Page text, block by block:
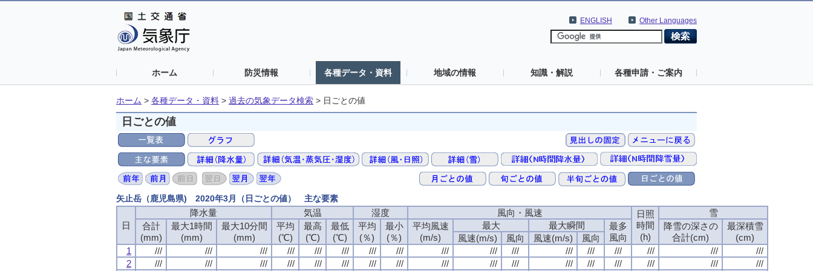
Other Languages
ENGLISH
ホーム 防災情報 各種データ・資料 地域の情報 知識・解説 各種申請・ご案内
ホーム > 各種データ・資料 > 過去の気象データ検索 > 日ごとの値
日ごとの値
矢止岳（鹿児島県) 2020年3月（日ごとの値） 主な要素
日
降水量 気温 湿度 風向・風速
日照
時間
(h)
雪
合計
(mm)
最大1時間
(mm)
最大10分間
(mm)
平均
(℃)
最高
(℃)
最低
(℃)
平均
(％)
最小
(％)
平均風速
(m/s)
最大 最大瞬間
最多
風向
降雪の深さの
合計(cm)
最深積雪
(cm)
風速(m/s) 風向 風速(m/s)
風向
1
/// /// /// /// /// /// /// /// /// /// /// /// /// /// /// ///
///
2
/// /// /// /// /// /// /// /// /// /// /// /// /// /// /// ///
///